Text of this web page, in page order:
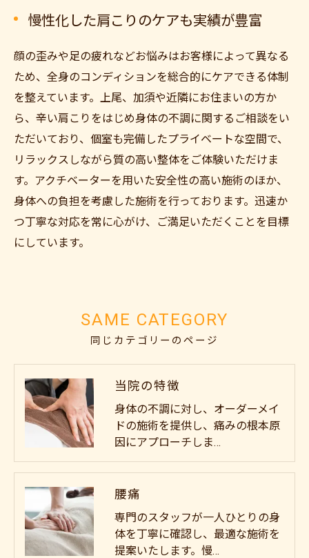
慢性化した肩こりのケアも実績が豊富
顔の歪みや足の疲れなどお悩みはお客様によって異なる
ため、全身のコンディションを総合的にケアできる体制
を整えています。上尾、加須や近隣にお住まいの方か
ら、辛い肩こりをはじめ身体の不調に関するご相談をい
ただいており、個室も完備したプライベートな空間で、
リラックスしながら質の高い整体をご体験いただけま
す。アクチベーターを用いた安全性の高い施術のほか、
身体への負担を考慮した施術を行っております。迅速か
つ丁寧な対応を常に心がけ、ご満足いただくことを目標
にしています。
同じカテゴリーのページ
SAME CATEGORY
当院の特徴
身体の不調に対し、オーダーメイ
ドの施術を提供し、痛みの根本原
因にアプローチしま…
腰痛
専門のスタッフが一人ひとりの身
体を丁寧に確認し、最適な施術を
提案いたします。慢…